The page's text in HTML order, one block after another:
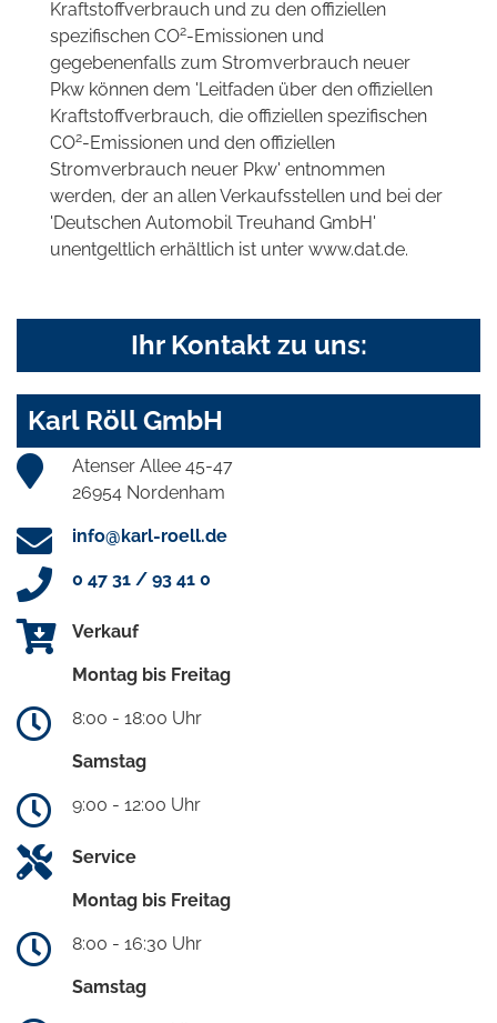
Kraftstoffverbrauch und zu den offiziellen
spezifischen CO2-Emissionen und
gegebenenfalls zum Stromverbrauch neuer
Pkw können dem 'Leitfaden über den offiziellen
Kraftstoffverbrauch, die offiziellen spezifischen
CO2-Emissionen und den offiziellen
Stromverbrauch neuer Pkw' entnommen
werden, der an allen Verkaufsstellen und bei der
'Deutschen Automobil Treuhand GmbH'
unentgeltlich erhältlich ist unter www.dat.de.
Ihr Kontakt zu uns:
Karl Röll GmbH
Atenser Allee 45-47
26954 Nordenham
info@karl-roell.de
0 47 31 / 93 41 0
Verkauf
Montag bis Freitag
8:00 - 18:00 Uhr
Samstag
9:00 - 12:00 Uhr
Service
Montag bis Freitag
8:00 - 16:30 Uhr
Samstag